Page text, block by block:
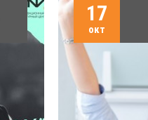
17
окт